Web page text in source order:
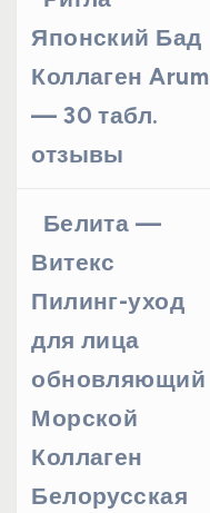
Японский Бад
Коллаген Arum
— 30 табл.
отзывы
Белита —
Витекс
Пилинг-уход
для лица
обновляющий
Морской
Коллаген
Белорусская